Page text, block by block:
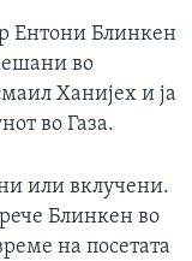
Ентони Блинкен
во
Ханијех и ја
во Газа.
или вклучени.
Блинкен во
на посетата